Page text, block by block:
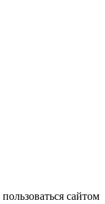
сайтом